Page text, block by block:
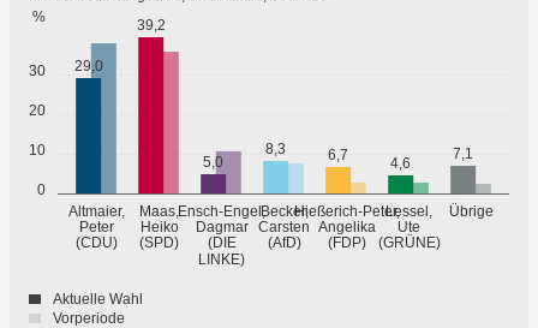
0
10
20
30
%
Altmaier,
Peter
(CDU)
Maas,
Heiko
(SPD)
Ensch-Engel,
Dagmar
(DIE
LINKE)
Becker,
Carsten
(AfD)
Hießerich-Peter,
Angelika
(FDP)
Lessel,
Ute
(GRÜNE)
Übrige
29,0
39,2
5,0
8,3 6,7 4,6
7,1
Aktuelle Wahl
Vorperiode